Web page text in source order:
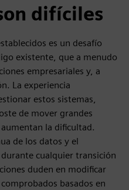
difíciles
es un desafío
existente, que a menudo
empresariales y, a
La experiencia
estos sistemas,
de mover grandes
la dificultad.
de los datos y el
cualquier transición
duden en modificar
basados en